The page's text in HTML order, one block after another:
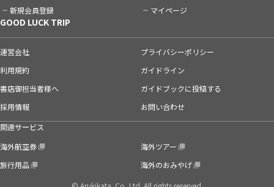
新規会員登録 マイページ
GOOD LUCK TRIP
運営会社
プライバシーポリシー
利用規約
ガイドライン
書店御担当者様へ
ガイドブックに投稿する
採用情報
お問い合わせ
関連サービス
海外航空券
海外ツアー
旅行用品
海外のおみやげ